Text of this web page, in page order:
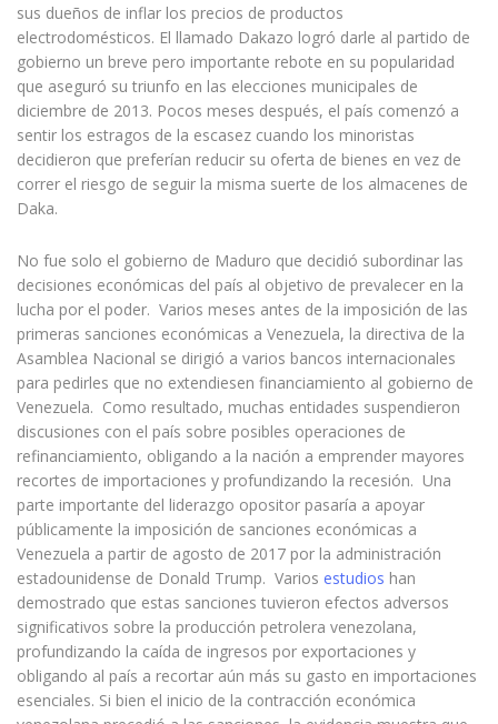
sus dueños de inflar los precios de productos
electrodomésticos. El llamado Dakazo logró darle al partido de
gobierno un breve pero importante rebote en su popularidad
que aseguró su triunfo en las elecciones municipales de
diciembre de 2013. Pocos meses después, el país comenzó a
sentir los estragos de la escasez cuando los minoristas
decidieron que preferían reducir su oferta de bienes en vez de
correr el riesgo de seguir la misma suerte de los almacenes de
Daka.
No fue solo el gobierno de Maduro que decidió subordinar las
decisiones económicas del país al objetivo de prevalecer en la
lucha por el poder. Varios meses antes de la imposición de las
primeras sanciones económicas a Venezuela, la directiva de la
Asamblea Nacional se dirigió a varios bancos internacionales
para pedirles que no extendiesen financiamiento al gobierno de
Venezuela. Como resultado, muchas entidades suspendieron
discusiones con el país sobre posibles operaciones de
refinanciamiento, obligando a la nación a emprender mayores
recortes de importaciones y profundizando la recesión. Una
parte importante del liderazgo opositor pasaría a apoyar
públicamente la imposición de sanciones económicas a
Venezuela a partir de agosto de 2017 por la administración
estadounidense de Donald Trump. Varios estudios han
demostrado que estas sanciones tuvieron efectos adversos
significativos sobre la producción petrolera venezolana,
profundizando la caída de ingresos por exportaciones y
obligando al país a recortar aún más su gasto en importaciones
esenciales. Si bien el inicio de la contracción económica